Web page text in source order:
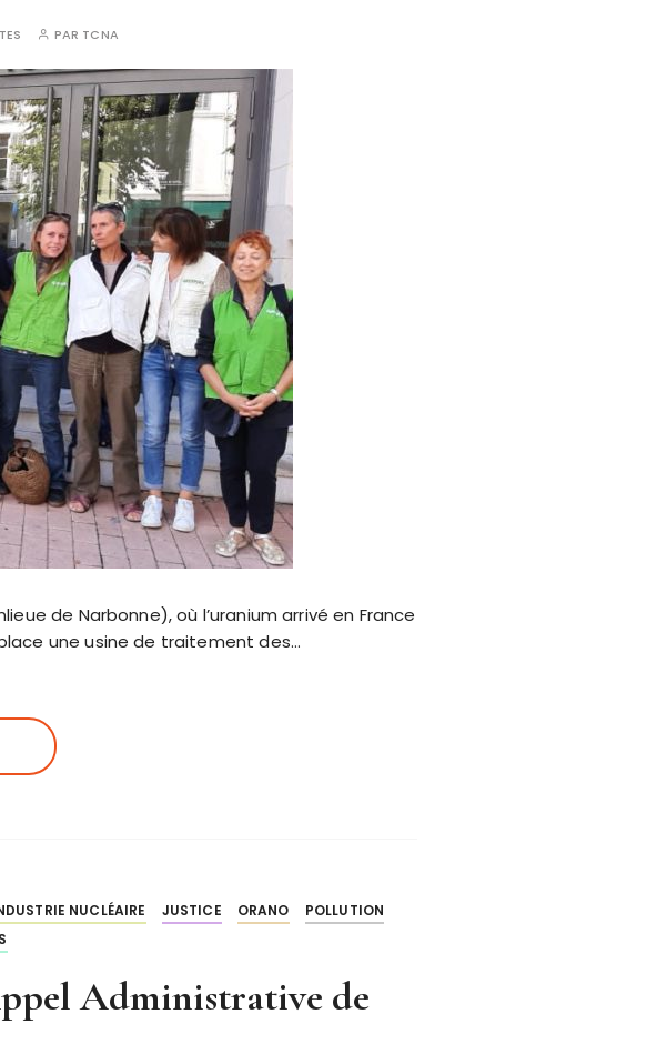
PAR TCNA
de Narbonne), où l’uranium arrivé en France
une usine de traitement des…
NUCLÉAIRE JUSTICE ORANO
POLLUTION
Administrative de